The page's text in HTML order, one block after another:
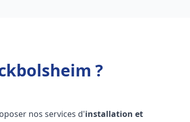
?
nos services d'installation et